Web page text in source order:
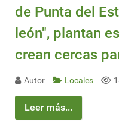
de Punta del
león", plantan
crean cercas
Autor Locales
Leer más...